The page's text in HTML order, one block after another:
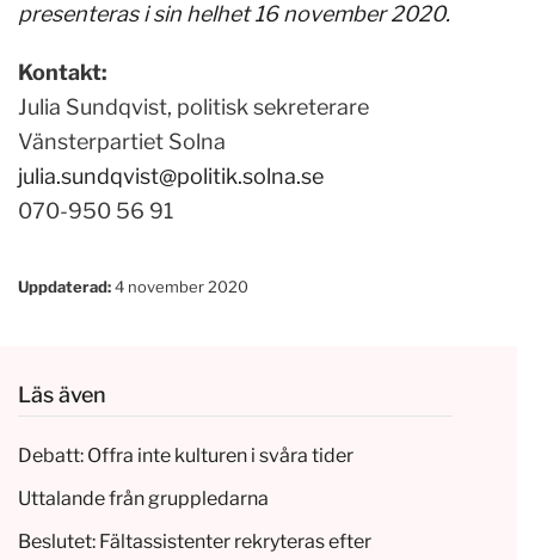
presenteras i sin helhet 16 november 2020.
Kontakt:
Julia Sundqvist, politisk sekreterare
Vänsterpartiet Solna
julia.sundqvist@politik.solna.se
070-950 56 91
Uppdaterad:4 november 2020
Läs även
Debatt: Offra inte kulturen i svåra tider
Uttalande från gruppledarna
Beslutet: Fältassistenter rekryteras efter